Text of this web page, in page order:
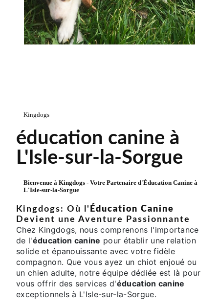
Kingdogs
éducation canine à
L'Isle-sur-la-Sorgue
Bienvenue à Kingdogs - Votre Partenaire d'Éducation Canine à
L'Isle-sur-la-Sorgue
Kingdogs: Où l' Éducation Canine
Devient une Aventure Passionnante
Chez Kingdogs, nous comprenons l'importance
de l'éducation canine pour établir une relation
solide et épanouissante avec votre fidèle
compagnon. Que vous ayez un chiot enjoué ou
un chien adulte, notre équipe dédiée est là pour
vous offrir des services d'éducation canine
exceptionnels à L'Isle-sur-la-Sorgue.